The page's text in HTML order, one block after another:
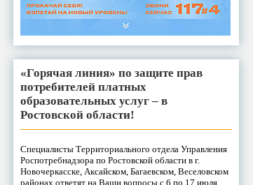
«Горячая линия» по защите прав
потребителей платных
образовательных услуг – в
Ростовской области!
Специалисты Территориального отдела Управления
Роспотребнадзора по Ростовской области в г.
Новочеркасске, Аксайском, Багаевском, Веселовском
районах ответят на Ваши вопросы с 6 по 17 июля